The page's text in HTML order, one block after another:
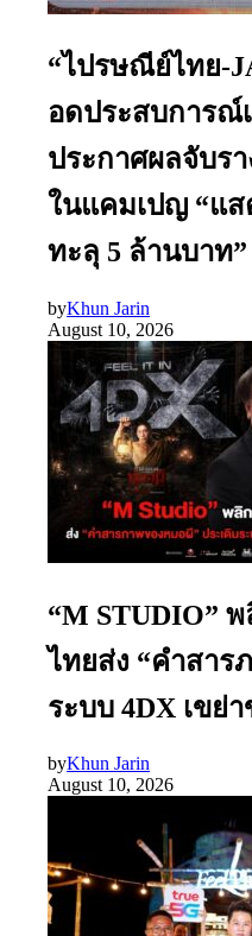
“ไปรษณีย์ไทย-
อดประสบการณ์
ประกาศผลจับร
ในแคมเปญ “แ
ทะลุ 5 ล้านบาท”
byKhun Jarin
August 10, 2026
“M STUDIO”
ไทยส่ง “คำสาร
ระบบ 4DX เขย่
byKhun Jarin
August 10, 2026